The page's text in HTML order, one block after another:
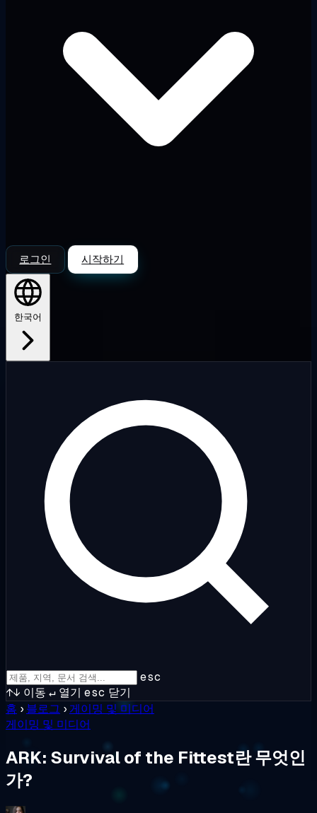
로그인 시작하기
한국어
esc
↑↓ 이동 ↵ 열기 esc 닫기
홈 › 블로그 › 게이밍 및 미디어
게이밍 및 미디어
ARK: Survival of the Fittest란 무엇인
가?